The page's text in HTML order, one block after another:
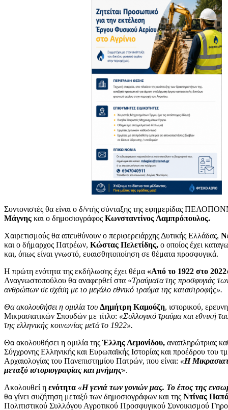
Συντονιστές θα είναι ο δ/ντής σύνταξης της εφημερίδας
Μάγνης και ο δημοσιογράφος Κωνσταντίνος Λαμπρόπουλος.
Χαιρετισμούς θα απευθύνουν ο περιφερειάρχης Δυτικής Ελλάδας,
και ο δήμαρχος Πατρέων, Κώστας Πελετίδης, ο οποίος έχει
και, όπως είναι γνωστό, ευαισθητοποίηση σε θέματα προσφυγικά.
Η πρώτη ενότητα της εκδήλωσης έχει θέμα «Από το 1922 στο
Αναγνωστοπούλου θα αναφερθεί στα «Τραύματα της προσφυγιάς
ανθρώπων σε σχέση με το μεγάλο εθνικό τραύμα της καταστροφής».
Θα ακολουθήσει η ομιλία του Δημήτρη Καμούζη, ιστορικού,
Μικρασιατικών Σπουδών με τίτλο: «Συλλογικό τραύμα και εθνική
της ελληνικής κοινωνίας μετά το 1922».
Θα ακολουθήσει η ομιλία τηςΈλλης Λεμονίδου, αναπληρώτριας
Σύγχρονης Ελληνικής και Ευρωπαϊκής Ιστορίας και προέδρου του
Αρχαιολογίας του Πανεπιστημίου Πατρών, που είναι: «Η
μεταξύ ιστοριογραφίας και μνήμης».
Ακολουθεί η ενότητα «Η γενιά των γονιών μας. Το έπος της
θα γίνει συζήτηση μεταξύ των δημοσιογράφων και της Ντίνας
Πολιτιστικού Συλλόγου Αγροτικού Προσφυγικού Συνοικισμού